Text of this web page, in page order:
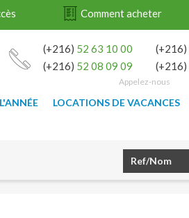
Comment acheter
(+216) 52 63 10 00 (+216)
(+216) 52 08 09 09 (+216)
Appelez-nous
LOCATIONS DE VACANCES